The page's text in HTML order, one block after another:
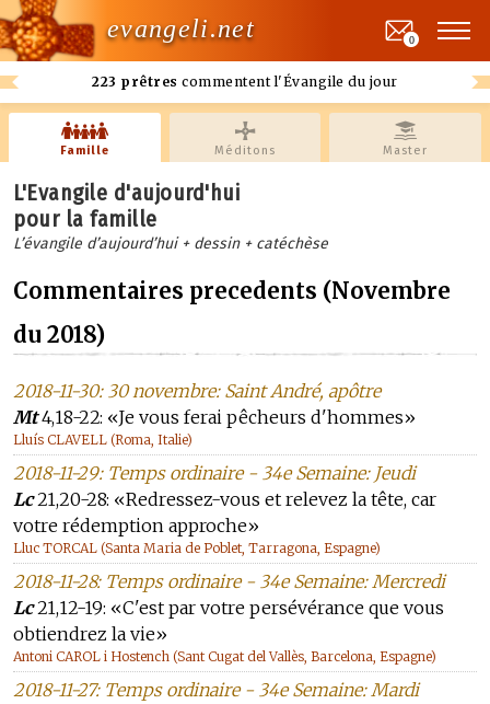
evangeli.net
223 prêtres commentent l'Évangile du jour
0
Famille Méditons Master
L'Evangile d'aujourd'hui
pour la famille
L’évangile d’aujourd’hui + dessin + catéchèse
Commentaires precedents (Novembre
du 2018)
2018-11-30: 30 novembre: Saint André, apôtre
Mt4,18-22: «Je vous ferai pêcheurs d'hommes»
Lluís CLAVELL (Roma, Italie)
2018-11-29: Temps ordinaire - 34e Semaine: Jeudi
Lc21,20-28: «Redressez-vous et relevez la tête, car
votre rédemption approche»
Lluc TORCAL (Santa Maria de Poblet, Tarragona, Espagne)
2018-11-28: Temps ordinaire - 34e Semaine: Mercredi
Lc21,12-19: «C'est par votre persévérance que vous
obtiendrez la vie»
Antoni CAROL i Hostench (Sant Cugat del Vallès, Barcelona, Espagne)
2018-11-27: Temps ordinaire - 34e Semaine: Mardi